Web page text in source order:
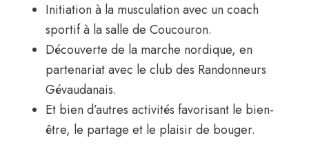
Initiation à la musculation avec un coach
sportif à la salle de Coucouron.
Découverte de la marche nordique, en
partenariat avec le club des Randonneurs
Gévaudanais.
Et bien d’autres activités favorisant le bien-
être, le partage et le plaisir de bouger.